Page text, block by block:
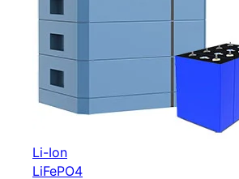
Li-Ion
LiFePO4